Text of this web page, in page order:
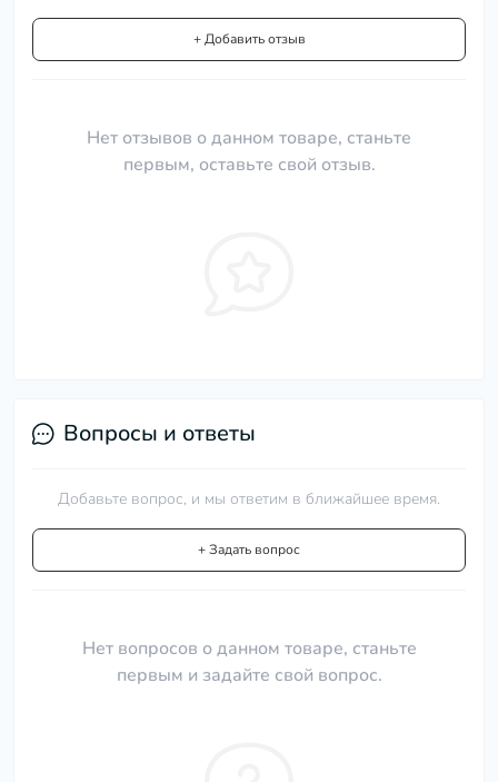
+ Добавить отзыв
Нет отзывов о данном товаре, станьте
первым, оставьте свой отзыв.
Вопросы и ответы
Добавьте вопрос, и мы ответим в ближайшее время.
+ Задать вопрос
Нет вопросов о данном товаре, станьте
первым и задайте свой вопрос.